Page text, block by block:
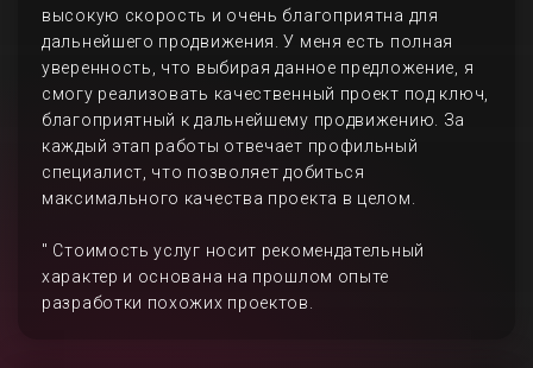
высокую скорость и очень благоприятна для
дальнейшего продвижения. У меня есть полная
уверенность, что выбирая данное предложение, я
смогу реализовать качественный проект под ключ,
благоприятный к дальнейшему продвижению. За
каждый этап работы отвечает профильный
специалист, что позволяет добиться
максимального качества проекта в целом.
" Стоимость услуг носит рекомендательный
характер и основана на прошлом опыте
разработки похожих проектов.